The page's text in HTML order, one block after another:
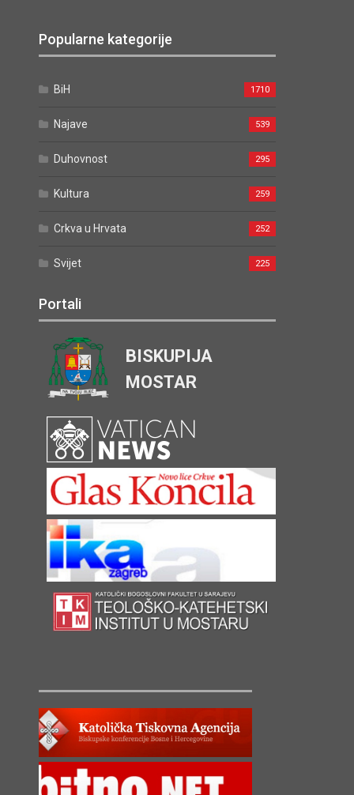
Popularne kategorije
BiH 1710
Najave 539
Duhovnost 295
Kultura 259
Crkva u Hrvata 252
Svijet 225
Portali
BISKUPIJA
MOSTAR